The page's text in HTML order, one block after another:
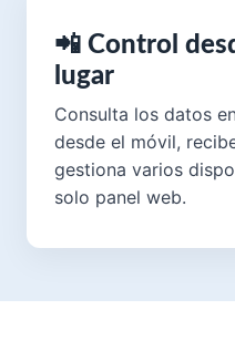
📲 Control
lugar
Consulta los datos
desde el móvil,
gestiona varios
solo panel web.